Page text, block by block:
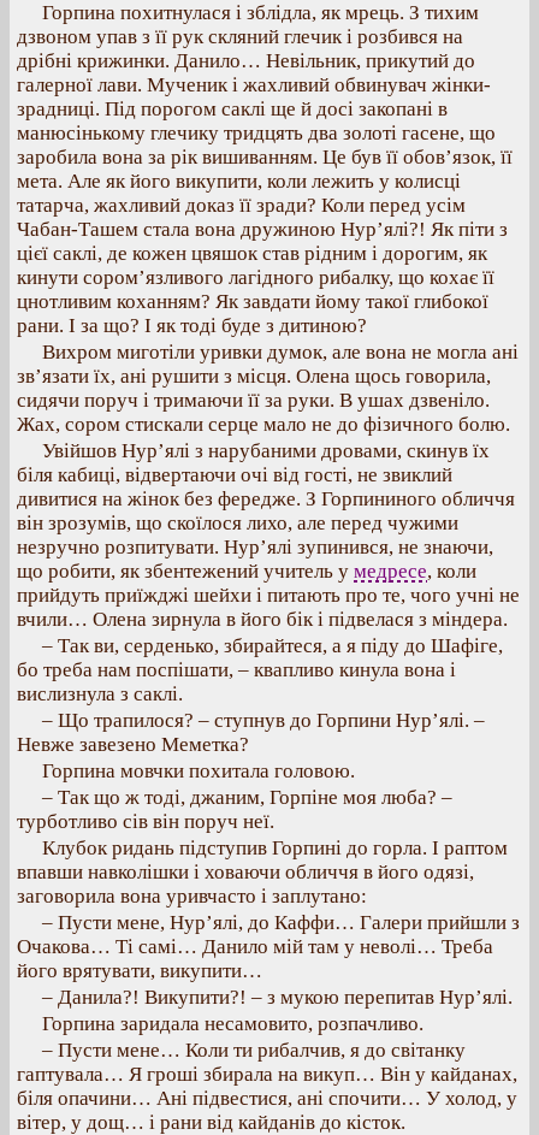
Горпина похитнулася і зблідла, як мрець. З тихим
дзвоном упав з її рук скляний глечик і розбився на
дрібні крижинки. Данило… Невільник, прикутий до
галерної лави. Мученик і жахливий обвинувач жінки-
зрадниці. Під порогом саклі ще й досі закопані в
манюсінькому глечику тридцять два золоті гасене, що
заробила вона за рік вишиванням. Це був її обов’язок, її
мета. Але як його викупити, коли лежить у колисці
татарча, жахливий доказ її зради? Коли перед усім
Чабан-Ташем стала вона дружиною Нур’ялі?! Як піти з
цієї саклі, де кожен цвяшок став рідним і дорогим, як
кинути сором’язливого лагідного рибалку, що кохає її
цнотливим коханням? Як завдати йому такої глибокої
рани. І за що? І як тоді буде з дитиною?
Вихром миготіли уривки думок, але вона не могла ані
зв’язати їх, ані рушити з місця. Олена щось говорила,
сидячи поруч і тримаючи її за руки. В ушах дзвеніло.
Жах, сором стискали серце мало не до фізичного болю.
Увійшов Нур’ялі з нарубаними дровами, скинув їх
біля кабиці, відвертаючи очі від гості, не звиклий
дивитися на жінок без фередже. З Горпининого обличчя
він зрозумів, що скоїлося лихо, але перед чужими
незручно розпитувати. Нур’ялі зупинився, не знаючи,
що робити, як збентежений учитель у медресе, коли
прийдуть приїжджі шейхи і питають про те, чого учні не
вчили… Олена зирнула в його бік і підвелася з міндера.
– Так ви, серденько, збирайтеся, а я піду до Шафіге,
бо треба нам поспішати, – квапливо кинула вона і
вислизнула з саклі.
– Що трапилося? – ступнув до Горпини Нур’ялі. –
Невже завезено Меметка?
Горпина мовчки похитала головою.
– Так що ж тоді, джаним, Горпіне моя люба? –
турботливо сів він поруч неї.
Клубок ридань підступив Горпині до горла. І раптом
впавши навколішки і ховаючи обличчя в його одязі,
заговорила вона уривчасто і заплутано:
– Пусти мене, Нур’ялі, до Каффи… Галери прийшли з
Очакова… Ті самі… Данило мій там у неволі… Треба
його врятувати, викупити…
– Данила?! Викупити?! – з мукою перепитав Нур’ялі.
Горпина заридала несамовито, розпачливо.
– Пусти мене… Коли ти рибалчив, я до світанку
гаптувала… Я гроші збирала на викуп… Він у кайданах,
біля опачини… Ані підвестися, ані спочити… У холод, у
вітер, у дощ… і рани від кайданів до кісток.